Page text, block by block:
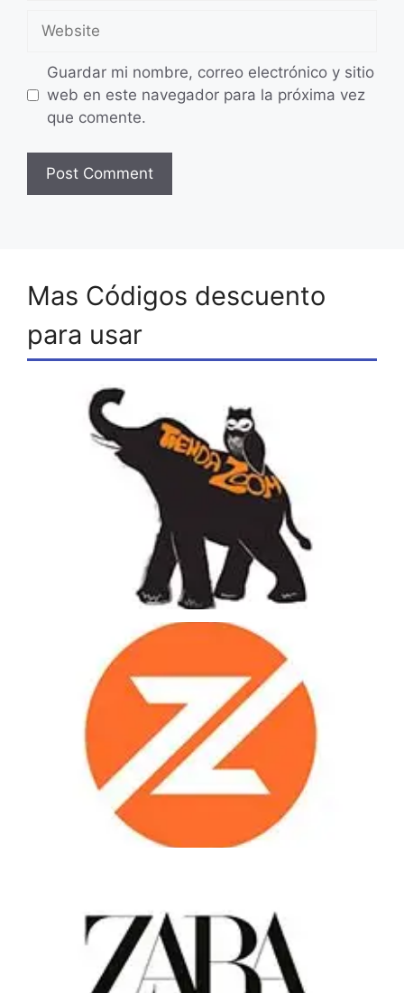
Website
Guardar mi nombre, correo electrónico y sitio
web en este navegador para la próxima vez
que comente.
Mas Códigos descuento
para usar